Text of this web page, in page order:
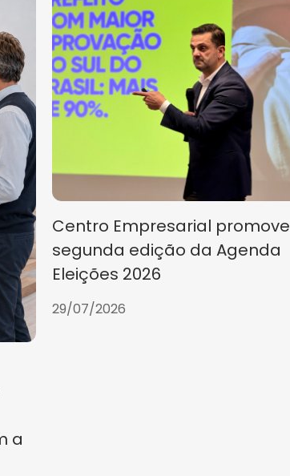
a
Centro Empresarial promove
segunda edição da Agenda
Eleições 2026
29/07/2026